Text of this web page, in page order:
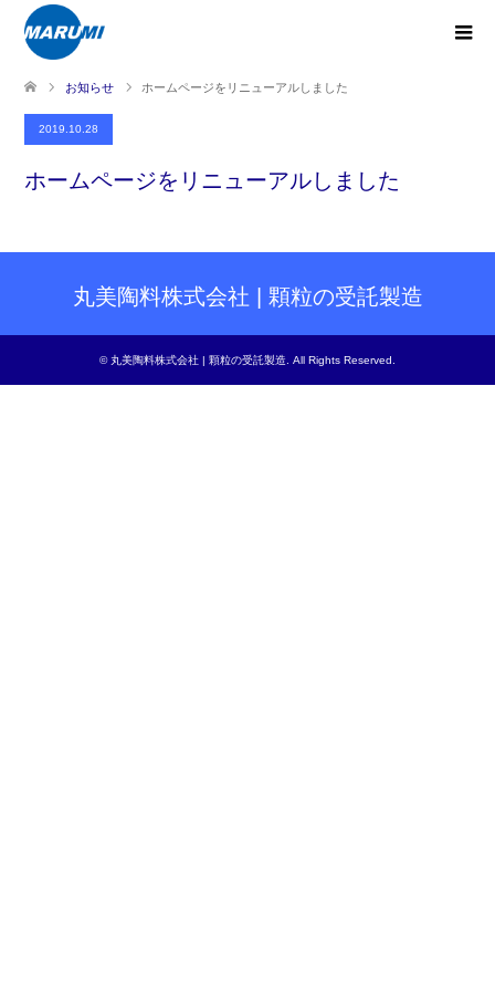
お知らせ ホームページをリニューアルしました
2019.10.28
ホームページをリニューアルしました
丸美陶料株式会社 | 顆粒の受託製造
©丸美陶料株式会社 | 顆粒の受託製造 . All Rights Reserved.